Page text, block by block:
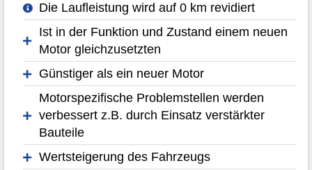
Die Laufleistung wird auf 0 km revidiert
Ist in der Funktion und Zustand einem neuen
Motor gleichzusetzten
Günstiger als ein neuer Motor
Motorspezifische Problemstellen werden
verbessert z.B. durch Einsatz verstärkter
Bauteile
Wertsteigerung des Fahrzeugs